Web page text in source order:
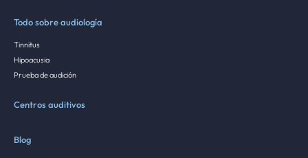
Todo sobre audiología
Tinnitus
Hipoacusia
Prueba de audición
Centros auditivos
Blog